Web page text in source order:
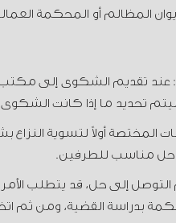
المظالم أو المحكمة
تقديم الشكوى إلى مكتب
تحديد ما إذا كانت
المختصة أولاً لتسوية
حل مناسب للطرفين.
إلى حل، قد يتطلب الأمر
بدراسة القضية، ومن ثم